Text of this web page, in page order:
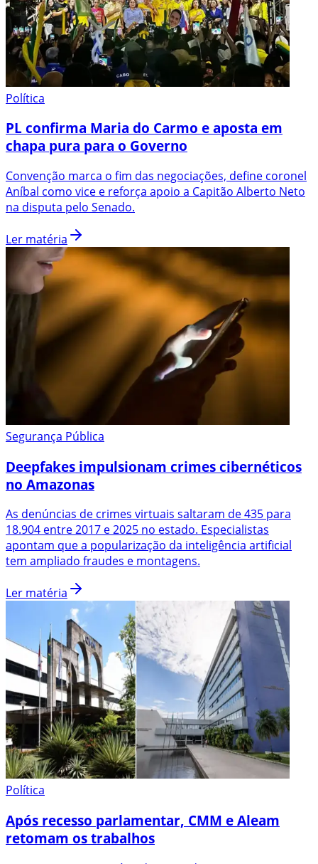
Política
PL confirma Maria do Carmo e aposta em
chapa pura para o Governo
Convenção marca o fim das negociações, define coronel
Aníbal como vice e reforça apoio a Capitão Alberto Neto
na disputa pelo Senado.
Ler matéria
Segurança Pública
Deepfakes impulsionam crimes cibernéticos
no Amazonas
As denúncias de crimes virtuais saltaram de 435 para
18.904 entre 2017 e 2025 no estado. Especialistas
apontam que a popularização da inteligência artificial
tem ampliado fraudes e montagens.
Ler matéria
Política
Após recesso parlamentar, CMM e Aleam
retomam os trabalhos